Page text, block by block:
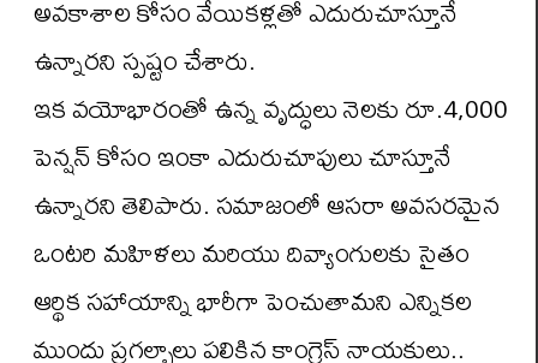
అవకాశాల కోసం వేయికళ్లతో ఎదురుచూస్తూనే
ఉన్నారని స్పష్టం చేశారు.
ఇక వయోభారంతో ఉన్న వృద్ధులు నెలకు రూ.4,000
పెన్షన్ కోసం ఇంకా ఎదురుచూపులు చూస్తూనే
ఉన్నారని తెలిపారు. సమాజంలో ఆసరా అవసరమైన
ఒంటరి మహిళలు మరియు దివ్యాంగులకు సైతం
ఆర్థిక సహాయాన్ని భారీగా పెంచుతామని ఎన్నికల
ముందు ప్రగల్భాలు పలికిన కాంగ్రెస్ నాయకులు..